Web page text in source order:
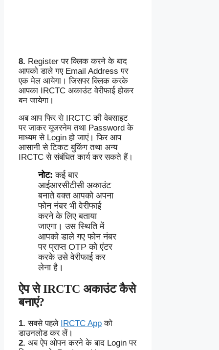
8. Register पर क्लिक करने के बाद
आपको डाले गए Email Address पर
एक मेल आयेगा। जिसपर क्लिक करके
आपका IRCTC अकाउंट वेरीफाई होकर
बन जायेगा।
अब आप फिर से IRCTC की वेबसाइट
पर जाकर यूजरनेम तथा Password के
माध्यम से Login हो जाएं। फिर आप
आसानी से टिकट बुकिंग तथा अन्य
IRCTC से संबंधित कार्य कर सकते हैं।
नोट: कई बार
आईआरसीटीसी अकाउंट
बनाते वक्त आपको अपना
फोन नंबर भी वेरीफाई
करने के लिए बताया
जाएगा। उस स्थिति में
आपको डाले गए फोन नंबर
पर प्राप्त OTP को एंटर
करके उसे वेरीफाई कर
लेना है।
ऐप से IRCTC अकाउंट कैसे
बनाएं?
1. सबसे पहले IRCTC App को
डाउनलोड कर लें।
2. अब ऐप ओपन करने के बाद Login पर